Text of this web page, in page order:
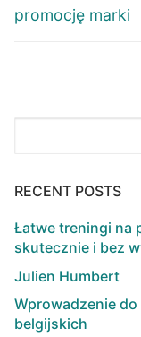
promocję marki
RECENT POSTS
Łatwe treningi na
skutecznie i bez
Julien Humbert
Wprowadzenie
belgijskich